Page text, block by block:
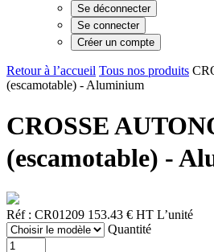
Se déconnecter
Se connecter
Créer un compte
Retour à l’accueil Tous nos produits
(escamotable) - Aluminium
CROSSE
(escamotable) -
Réf : CR01209 153.43 € HT L’unité
Quantité